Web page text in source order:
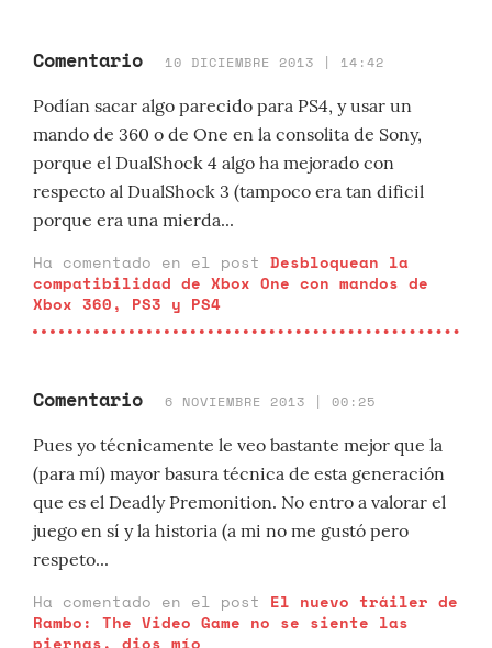
Comentario 10 DICIEMBRE 2013 | 14:42
Podían sacar algo parecido para PS4, y usar un
mando de 360 o de One en la consolita de Sony,
porque el DualShock 4 algo ha mejorado con
respecto al DualShock 3 (tampoco era tan dificil
porque era una mierda...
Ha comentado en el post Desbloquean la
compatibilidad de Xbox One con mandos de
Xbox 360, PS3 y PS4
Comentario 6 NOVIEMBRE 2013 | 00:25
Pues yo técnicamente le veo bastante mejor que la
(para mí) mayor basura técnica de esta generación
que es el Deadly Premonition. No entro a valorar el
juego en sí y la historia (a mi no me gustó pero
respeto...
Ha comentado en el post El nuevo tráiler de
Rambo: The Video Game no se siente las
piernas, dios mío